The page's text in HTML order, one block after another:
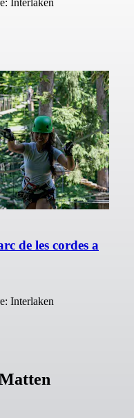
Interlaken
de les cordes a
Interlaken